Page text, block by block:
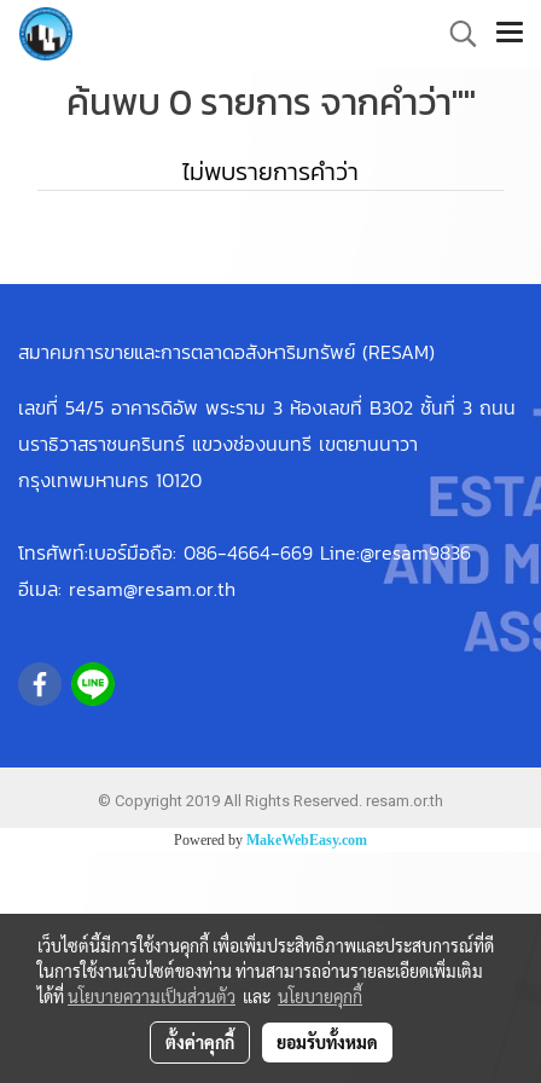
ค้นพบ 0 รายการ จากคำว่า""
ไม่พบรายการคำว่า
สมาคมการขายและการตลาดอสังหาริมทรัพย์ (RESAM)
เลขที่ 54/5 อาคารดิอัพ พระราม 3 ห้องเลขที่ B302 ชั้นที่ 3 ถนน
นราธิวาสราชนครินทร์ แขวงช่องนนทรี เขตยานนาวา
กรุงเทพมหานคร 10120
โทรศัพท์:เบอร์มือถือ: 086-4664-669 Line:@resam9836
อีเมล: resam@resam.or.th
© Copyright 2019 All Rights Reserved. resam.or.th
Powered by MakeWebEasy.com
เว็บไซต์นี้มีการใช้งานคุกกี้ เพื่อเพิ่มประสิทธิภาพและประสบการณ์ที่ดี
ในการใช้งานเว็บไซต์ของท่าน ท่านสามารถอ่านรายละเอียดเพิ่มเติม
ได้ที่นโยบายความเป็นส่วนตัว และ นโยบายคุกกี้
ตั้งค่าคุกกี้ ยอมรับทั้งหมด